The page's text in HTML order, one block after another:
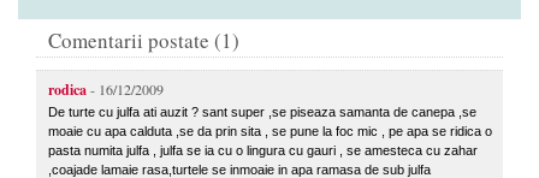
Comentarii postate (1)
rodica- 16/12/2009
De turte cu julfa ati auzit ? sant super ,se piseaza samanta de canepa ,se
moaie cu apa calduta ,se da prin sita , se pune la foc mic , pe apa se ridica o
pasta numita julfa , julfa se ia cu o lingura cu gauri , se amesteca cu zahar
,coajade lamaie rasa,turtele se inmoaie in apa ramasa de sub julfa